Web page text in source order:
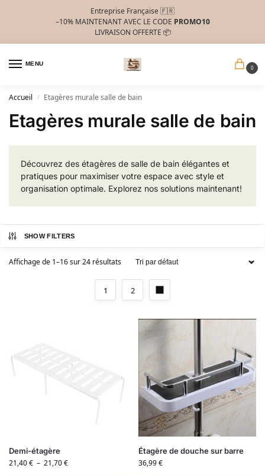
Entreprise Française 🇫🇷
–10% MAINTENANT AVEC LE CODE PROMO10
LIVRAISON OFFERTE 📦
MENU
0
Accueil / Etagères murale salle de bain
Etagères murale salle de bain
Découvrez des étagères de salle de bain élégantes et
pratiques pour maximiser votre espace avec style et
organisation optimale. Explorez nos solutions maintenant!
SHOW FILTERS
Affichage de 1–16 sur 24 résultats
1 2
Demi-étagère
21,40€ – 21,70€
Étagère de douche sur barre
36,99€